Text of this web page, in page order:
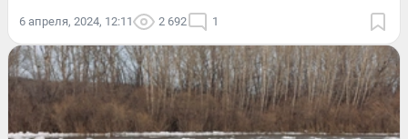
6 апреля, 2024, 12:11 2 692 1